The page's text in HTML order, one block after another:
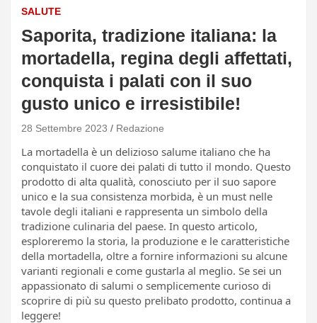
SALUTE
Saporita, tradizione italiana: la
mortadella, regina degli affettati,
conquista i palati con il suo
gusto unico e irresistibile!
28 Settembre 2023 Redazione
La mortadella è un delizioso salume italiano che ha
conquistato il cuore dei palati di tutto il mondo. Questo
prodotto di alta qualità, conosciuto per il suo sapore
unico e la sua consistenza morbida, è un must nelle
tavole degli italiani e rappresenta un simbolo della
tradizione culinaria del paese. In questo articolo,
esploreremo la storia, la produzione e le caratteristiche
della mortadella, oltre a fornire informazioni su alcune
varianti regionali e come gustarla al meglio. Se sei un
appassionato di salumi o semplicemente curioso di
scoprire di più su questo prelibato prodotto, continua a
leggere!